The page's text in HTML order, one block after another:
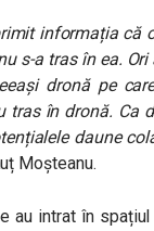
informația că
s-a tras în ea. Ori
dronă pe
în dronă. Ca
daune
Moșteanu.
au intrat în spațiul